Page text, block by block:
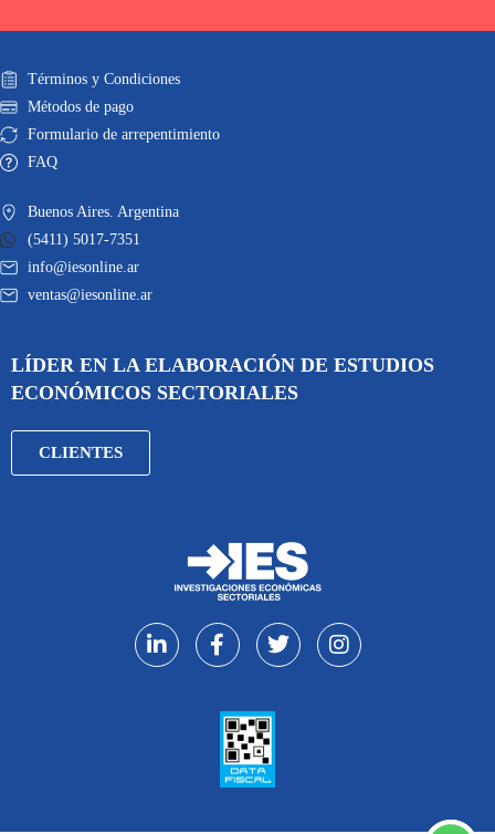
Términos y Condiciones
Métodos de pago
Formulario de arrepentimiento
FAQ
Buenos Aires. Argentina
(5411) 5017-7351
info@iesonline.ar
ventas@iesonline.ar
LÍDER EN LA ELABORACIÓN DE ESTUDIOS
ECONÓMICOS SECTORIALES
CLIENTES